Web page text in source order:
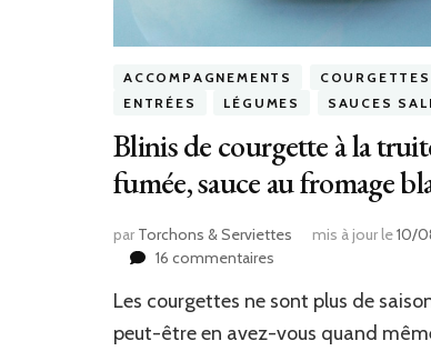
ACCOMPAGNEMENTS
COURGETTES
ENTRÉES
LÉGUMES SAUCES
Blinis de courgette à la
fumée, sauce au fromage
par Torchons & Serviettes mis à jour le10/
16 commentaires
de
courgette
Les courgettes ne sont plus de
peut-être en avez-vous quand